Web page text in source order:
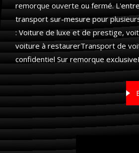
remorque ouverte ou fermé.
transport sur-mesure pour
: Voiture de luxe et de prestige,
voiture à restaurerTransport de
confidentiel Sur remorque